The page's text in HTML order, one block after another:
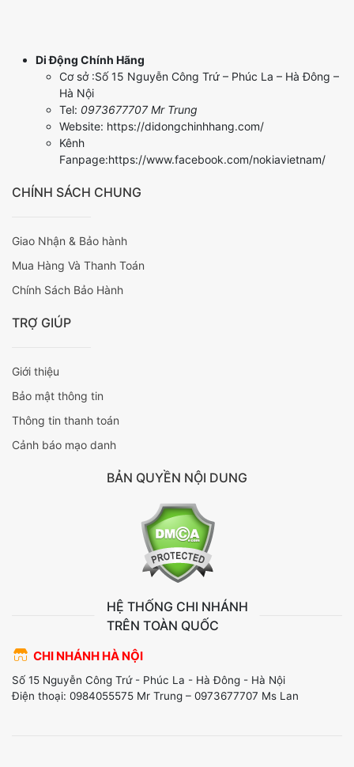
Di Động Chính Hãng
Cơ sở :Số 15 Nguyễn Công Trứ – Phúc La – Hà Đông –
Hà Nội
Tel: 0973677707 Mr Trung
Website: https://didongchinhhang.com/
Kênh
Fanpage:https://www.facebook.com/nokiavietnam/
CHÍNH SÁCH CHUNG
Giao Nhận & Bảo hành
Mua Hàng Và Thanh Toán
Chính Sách Bảo Hành
TRỢ GIÚP
Giới thiệu
Bảo mật thông tin
Thông tin thanh toán
Cảnh báo mạo danh
BẢN QUYỀN NỘI DUNG
HỆ THỐNG CHI NHÁNH
TRÊN TOÀN QUỐC
CHI NHÁNH HÀ NỘI
Số 15 Nguyễn Công Trứ - Phúc La - Hà Đông - Hà Nội
Điện thoại: 0984055575 Mr Trung – 0973677707 Ms Lan